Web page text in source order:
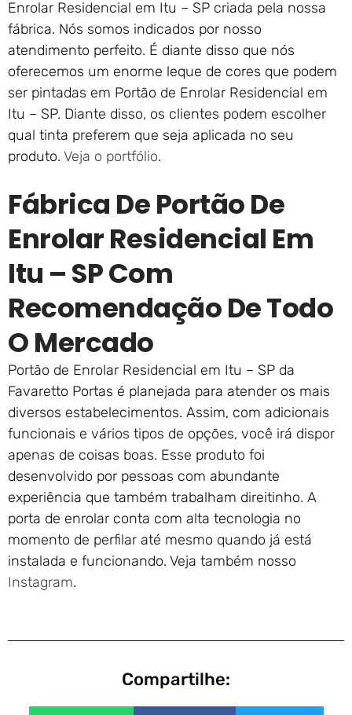
Enrolar Residencial em Itu – SP criada pela nossa
fábrica. Nós somos indicados por nosso
atendimento perfeito. É diante disso que nós
oferecemos um enorme leque de cores que podem
ser pintadas em Portão de Enrolar Residencial em
Itu – SP. Diante disso, os clientes podem escolher
qual tinta preferem que seja aplicada no seu
produto. Veja o portfólio.
Fábrica De Portão De
Enrolar Residencial Em
Itu – SP Com
Recomendação De Todo
O Mercado
Portão de Enrolar Residencial em Itu – SP da
Favaretto Portas é planejada para atender os mais
diversos estabelecimentos. Assim, com adicionais
funcionais e vários tipos de opções, você irá dispor
apenas de coisas boas. Esse produto foi
desenvolvido por pessoas com abundante
experiência que também trabalham direitinho. A
porta de enrolar conta com alta tecnologia no
momento de perfilar até mesmo quando já está
instalada e funcionando. Veja também nosso
Instagram.
Compartilhe: